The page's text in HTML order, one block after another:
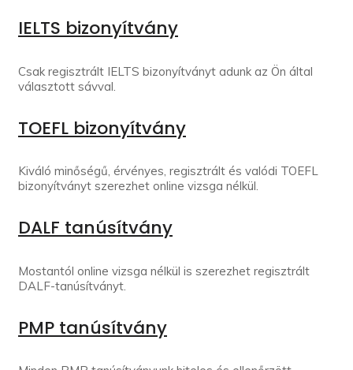
IELTS bizonyítvány
Csak regisztrált IELTS bizonyítványt adunk az Ön által
választott sávval.
TOEFL bizonyítvány
Kiváló minőségű, érvényes, regisztrált és valódi TOEFL
bizonyítványt szerezhet online vizsga nélkül.
DALF tanúsítvány
Mostantól online vizsga nélkül is szerezhet regisztrált
DALF-tanúsítványt.
PMP tanúsítvány